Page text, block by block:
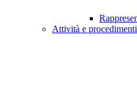
Attività e procedimenti